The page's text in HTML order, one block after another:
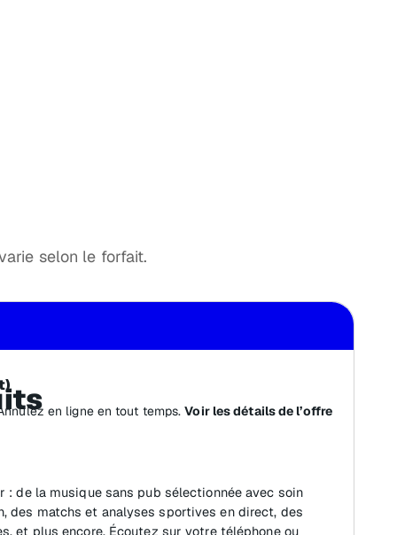
selon le forfait.
en ligne en tout temps.Voir les détails de l’offre
: de la musique sans pub sélectionnée avec soin
des matchs et analyses sportives en direct, des
et plus encore. Écoutez sur votre téléphone ou